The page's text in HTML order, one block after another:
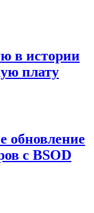
в истории
плату
обновление
с BSOD